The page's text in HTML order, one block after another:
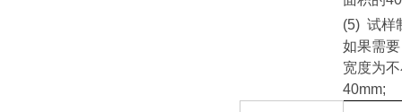
(5) 试样
如果需
宽度为
40mm;